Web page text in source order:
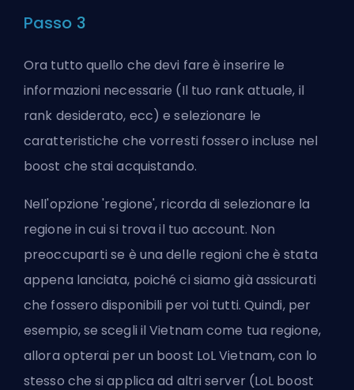
Passo 3
Ora tutto quello che devi fare è inserire le
informazioni necessarie (Il tuo rank attuale, il
rank desiderato, ecc) e selezionare le
caratteristiche che vorresti fossero incluse nel
boost che stai acquistando.
Nell'opzione 'regione', ricorda di selezionare la
regione in cui si trova il tuo account. Non
preoccuparti se è una delle regioni che è stata
appena lanciata, poiché ci siamo già assicurati
che fossero disponibili per voi tutti. Quindi, per
esempio, se scegli il Vietnam come tua regione,
allora opterai per un boost LoL Vietnam, con lo
stesso che si applica ad altri server (LoL boost